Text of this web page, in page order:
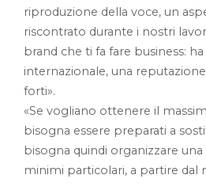
riproduzione della voce, un
riscontrato durante i nostri
brand che ti fa fare business:
internazionale, una
forti».
«Se vogliano ottenere il
bisogna essere preparati a
bisogna quindi organizzare
minimi particolari, a partire dal